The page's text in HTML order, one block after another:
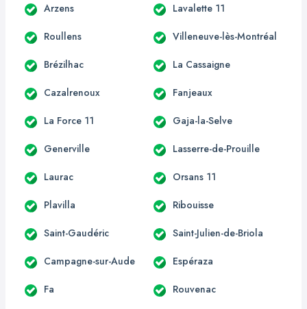
Arzens Lavalette 11
Roullens Villeneuve-lès-Montréal
Brézilhac La Cassaigne
Cazalrenoux Fanjeaux
La Force 11 Gaja-la-Selve
Generville Lasserre-de-Prouille
Laurac Orsans 11
Plavilla Ribouisse
Saint-Gaudéric Saint-Julien-de-Briola
Campagne-sur-Aude Espéraza
Fa Rouvenac